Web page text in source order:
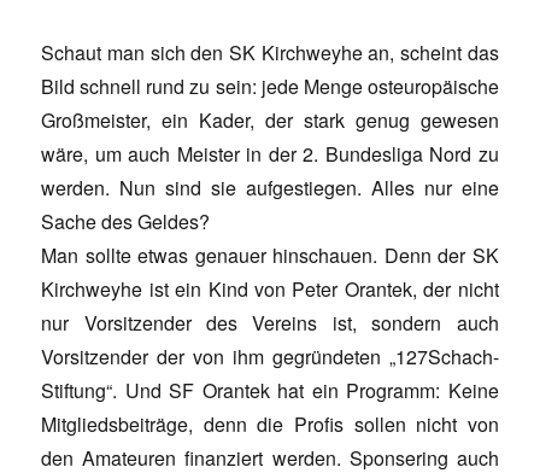
Schaut man sich den SK Kirchweyhe an, scheint das
Bild schnell rund zu sein: jede Menge osteuropäische
Großmeister, ein Kader, der stark genug gewesen
wäre, um auch Meister in der 2. Bundesliga Nord zu
werden. Nun sind sie aufgestiegen. Alles nur eine
Sache des Geldes?
Man sollte etwas genauer hinschauen. Denn der SK
Kirchweyhe ist ein Kind von Peter Orantek, der nicht
nur Vorsitzender des Vereins ist, sondern auch
Vorsitzender der von ihm gegründeten „127Schach-
Stiftung“. Und SF Orantek hat ein Programm: Keine
Mitgliedsbeiträge, denn die Profis sollen nicht von
den Amateuren finanziert werden. Sponsering auch